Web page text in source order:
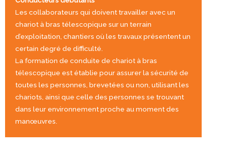
Les collaborateurs qui doivent travailler avec un
chariot à bras télescopique sur un terrain
d’exploitation, chantiers où les travaux présentent un
certain degré de difficulté.
La formation de conduite de chariot à bras
télescopique est établie pour assurer la sécurité de
toutes les personnes, brevetées ou non, utilisant les
chariots, ainsi que celle des personnes se trouvant
dans leur environnement proche au moment des
manœuvres.